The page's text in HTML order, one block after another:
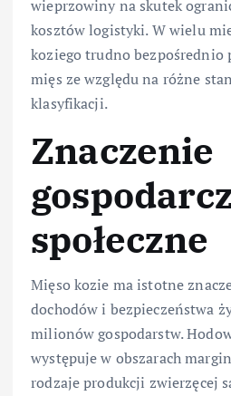
wieprzowiny na skutek
kosztów logistyki. W wielu
koziego trudno bezpośrednio
mięs ze względu na różne
klasyfikacji.
Znaczenie
społeczne
Mięso kozie ma istotne
dochodów i bezpieczeństwa
milionów gospodarstw.
występuje w obszarach
rodzaje produkcji zwierzęcej